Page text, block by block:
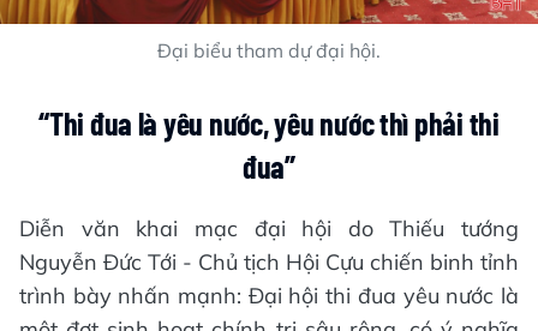
Đại biểu tham dự đại hội.
“Thi đua là yêu nước, yêu nước thì phải thi
đua”
Diễn văn khai mạc đại hội do Thiếu tướng
Nguyễn Đức Tới - Chủ tịch Hội Cựu chiến binh tỉnh
trình bày nhấn mạnh: Đại hội thi đua yêu nước là